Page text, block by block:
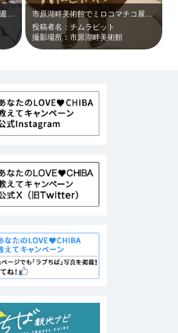
投稿者名：チムラビット
撮影場所：市原湖畔美術館